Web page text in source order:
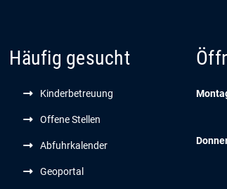
Häufig gesucht
Kinderbetreuung
Offene Stellen
Abfuhrkalender
Geoportal